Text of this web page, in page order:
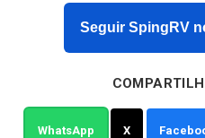
Seguir SpingRV
WhatsApp X